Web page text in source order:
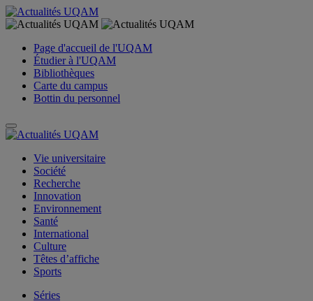
Page d'accueil de l'UQAM
Étudier à l'UQAM
Bibliothèques
Carte du campus
Bottin du personnel
Vie universitaire
Société
Recherche
Innovation
Environnement
Santé
International
Culture
Têtes d’affiche
Sports
Séries